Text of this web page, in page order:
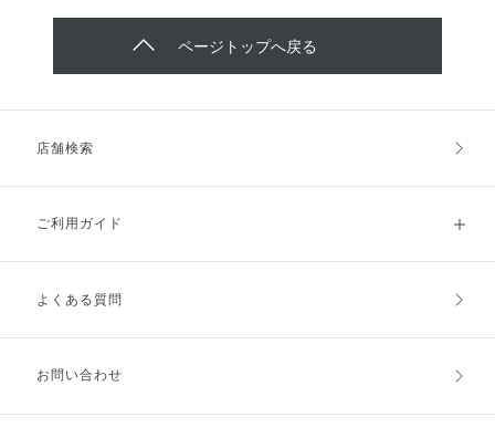
ページトップへ戻る
店舗検索
ご利用ガイド
ご利用ガイドトップ
お支払方法
よくある質問
お問い合わせ